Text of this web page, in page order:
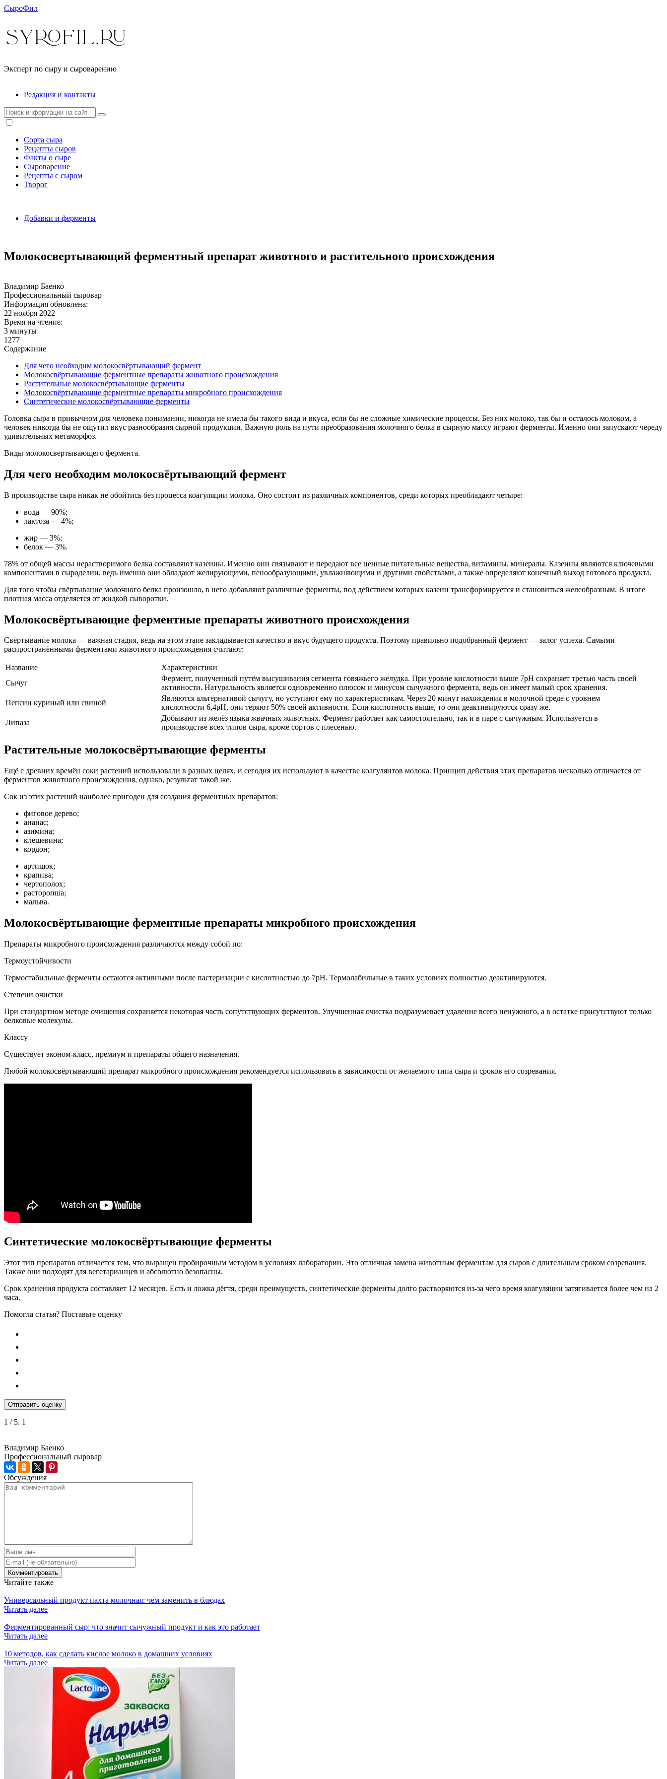
СыроФил
Эксперт по сыру и сыроварению
Редакция и контакты
Сорта сыра
Рецепты сыров
Факты о сыре
Сыроварение
Рецепты с сыром
Творог
Добавки и ферменты
Молокосвертывающий ферментный препарат животного и растительного происхождения
Владимир Баенко
Профессиональный сыровар
Информация обновлена:
22 ноября 2022
Время на чтение:
3 минуты
1277
Содержание
Для чего необходим молокосвёртывающий фермент
Молокосвёртывающие ферментные препараты животного происхождения
Растительные молокосвёртывающие ферменты
Молокосвёртывающие ферментные препараты микробного происхождения
Синтетические молокосвёртывающие ферменты
Головка сыра в привычном для человека понимании, никогда не имела бы такого вида и вкуса, если бы не сложные химические процессы. Без них молоко, так бы и осталось молоком, а
человек никогда бы не ощутил вкус разнообразия сырной продукции. Важную роль на пути преобразования молочного белка в сырную массу играют ферменты. Именно они запускают череду
удивительных метаморфоз.
Виды молокосвертывающего фермента.
Для чего необходим молокосвёртывающий фермент
В производстве сыра никак не обойтись без процесса коагуляции молока. Оно состоит из различных компонентов, среди которых преобладают четыре:
вода — 90%;
лактоза — 4%;
жир — 3%;
белок — 3%.
78% от общей массы нерастворимого белка составляют казеины. Именно они связывают и передают все ценные питательные вещества, витамины, минералы. Казеины являются ключевыми
компонентами в сыроделии, ведь именно они обладают желирующими, пенообразующими, увлажняющими и другими свойствами, а также определяют конечный выход готового продукта.
Для того чтобы свёртывание молочного белка произошло, в него добавляют различные ферменты, под действием которых казеин трансформируется и становиться желеобразным. В итоге
плотная масса отделяется от жидкой сыворотки.
Молокосвёртывающие ферментные препараты животного происхождения
Свёртывание молока — важная стадия, ведь на этом этапе закладывается качество и вкус будущего продукта. Поэтому правильно подобранный фермент — залог успеха. Самыми
распространёнными ферментами животного происхождения считают:
Название
Характеристики
Сычуг
Фермент, полученный путём высушивания сегмента говяжьего желудка. При уровне кислотности выше 7рН сохраняет третью часть своей
активности. Натуральность является одновременно плюсом и минусом сычужного фермента, ведь он имеет малый срок хранения.
Пепсин куриный или свиной
Являются альтернативой сычугу, но уступают ему по характеристикам. Через 20 минут нахождения в молочной среде с уровнем
кислотности 6,4рН, они теряют 50% своей активности. Если кислотность выше, то они деактивируются сразу же.
Липаза
Добывают из желёз языка жвачных животных. Фермент работает как самостоятельно, так и в паре с сычужным. Используется в
производстве всех типов сыра, кроме сортов с плесенью.
Растительные молокосвёртывающие ферменты
Ещё с древних времён соки растений использовали в разных целях, и сегодня их используют в качестве коагулянтов молока. Принцип действия этих препаратов несколько отличается от
ферментов животного происхождения, однако, результат такой же.
Сок из этих растений наиболее пригоден для создания ферментных препаратов:
фиговое дерево;
ананас;
азимина;
клещевина;
кордон;
артишок;
крапива;
чертополох;
расторопша;
мальва.
Молокосвёртывающие ферментные препараты микробного происхождения
Препараты микробного происхождения различаются между собой по:
Термоустойчивости
Термостабильные ферменты остаются активными после пастеризации с кислотностью до 7рН. Термолабильные в таких условиях полностью деактивируются.
Степени очистки
При стандартном методе очищения сохраняется некоторая часть сопутствующих ферментов. Улучшенная очистка подразумевает удаление всего ненужного, а в остатке присутствуют только
белковые молекулы.
Классу
Существует эконом-класс, премиум и препараты общего назначения.
Любой молокосвёртывающий препарат микробного происхождения рекомендуется использовать в зависимости от желаемого типа сыра и сроков его созревания.
Синтетические молокосвёртывающие ферменты
Этот тип препаратов отличается тем, что выращен пробирочным методом в условиях лаборатории. Это отличная замена животным ферментам для сыров с длительным сроком созревания.
Также они подходят для вегетарианцев и абсолютно безопасны.
Срок хранения продукта составляет 12 месяцев. Есть и ложка дёгтя, среди преимуществ, синтетические ферменты долго растворяются из-за чего время коагуляции затягивается более чем на 2
часа.
Помогла статья? Поставьте оценку
Отправить оценку
1 / 5. 1
Владимир Баенко
Профессиональный сыровар
Обсуждения
Читайте также
Универсальный продукт пахта молочная: чем заменить в блюдах
Читать далее
Ферментированный сыр: что значит сычужный продукт и как это работает
Читать далее
10 методов, как сделать кислое молоко в домашних условиях
Читать далее